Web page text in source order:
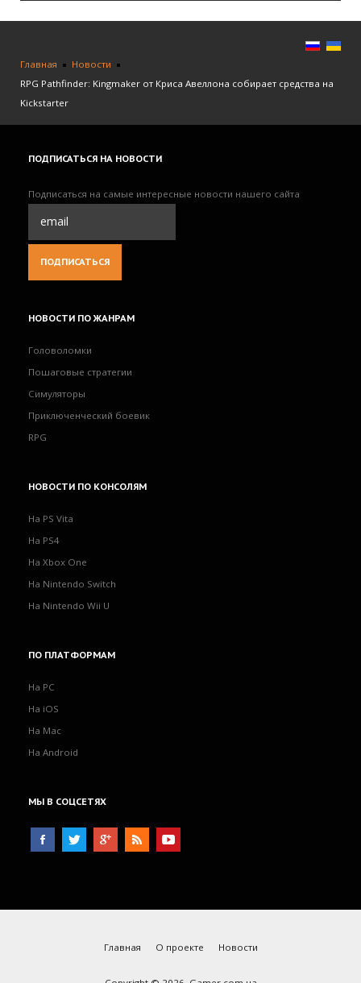
Главная
Новости
RPG Pathfinder: Kingmaker от Криса Авеллона собирает средства на
Kickstarter
ПОДПИСАТЬСЯ НА НОВОСТИ
Подписаться на самые интересные новости нашего сайта
НОВОСТИ ПО ЖАНРАМ
Головоломки
Пошаговые стратегии
Симуляторы
Приключенческий боевик
RPG
НОВОСТИ ПО КОНСОЛЯМ
На PS Vita
На PS4
На Xbox One
На Nintendo Switch
На Nintendo Wii U
ПО ПЛАТФОРМАМ
На PC
На iOS
На Mac
На Android
МЫ В СОЦСЕТЯХ
Главная О проекте Новости